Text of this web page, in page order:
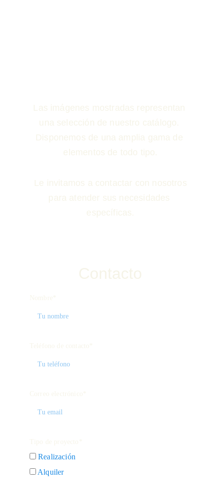
Las imágenes mostradas representan
una selección de nuestro catálogo.
Disponemos de una amplia gama de
elementos de todo tipo.
para atender sus necesidades
específicas.
Nombre*
Teléfono de contacto*
Correo electrónico*
Tipo de proyecto*
Realización
Alquiler
Contacto